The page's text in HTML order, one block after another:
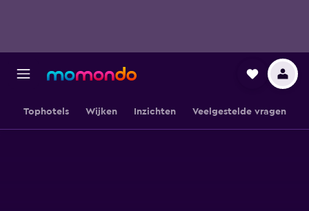
Tophotels Wijken Inzichten Veelgestelde vragen